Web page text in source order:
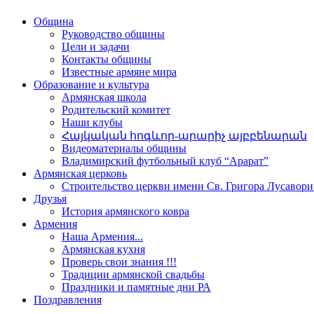
Община
Руководство общины
Цели и задачи
Контакты общины
Известные армяне мира
Образование и культура
Армянская школа
Родительский комитет
Наши клубы
Հայկական հոգևոր-արարիչ այբբենարան
Видеоматериалы общины
Владимирский футбольный клуб “Арарат”
Армянская церковь
Строительство церкви имени Св. Григора
Друзья
История армянского ковра
Армения
Наша Армения...
Армянская кухня
Проверь свои знания !!!
Традиции армянской свадьбы
Праздники и памятные дни РА
Поздравления